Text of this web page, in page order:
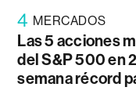
4 MERCADOS
Las 5 acciones
del S&P 500 en
semana récord